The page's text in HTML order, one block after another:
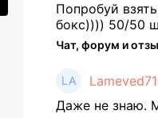
Попробуй
бокс)))) 50/50
выпадут рарки,
брать будешь,
что да как))
Даже не знаю.